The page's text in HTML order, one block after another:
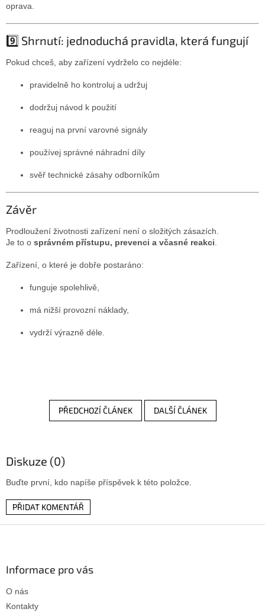
oprava.
9️⃣ Shrnutí: jednoduchá pravidla, která fungují
Pokud chceš, aby zařízení vydrželo co nejdéle:
pravidelně ho kontroluj a udržuj
dodržuj návod k použití
reaguj na první varovné signály
používej správné náhradní díly
svěř technické zásahy odborníkům
Závěr
Prodloužení životnosti zařízení není o složitých zásazích.
Je to o správném přístupu, prevenci a včasné reakci
Zařízení, o které je dobře postaráno:
funguje spolehlivě,
má nižší provozní náklady,
vydrží výrazně déle.
PŘEDCHOZÍ ČLÁNEK DALŠÍ ČLÁNEK
Diskuze (0)
Buďte první, kdo napíše příspěvek k této položce.
PŘIDAT KOMENTÁŘ
Informace pro vás
O nás
Kontakty